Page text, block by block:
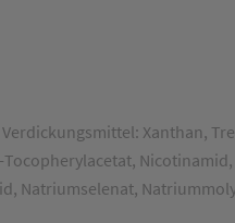
Xanthan,
Nicotinamid,
Natriumselenat,